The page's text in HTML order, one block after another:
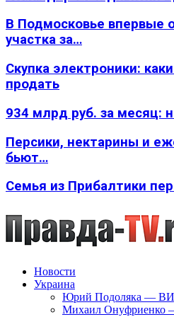
В Подмосковье впервые
участка за…
Скупка электроники:
продать
934 млрд руб. за месяц:
Персики, нектарины и
бьют…
Семья из Прибалтики
Новости
Украина
Юрий Подоляка —
Михаил Онуфриенко